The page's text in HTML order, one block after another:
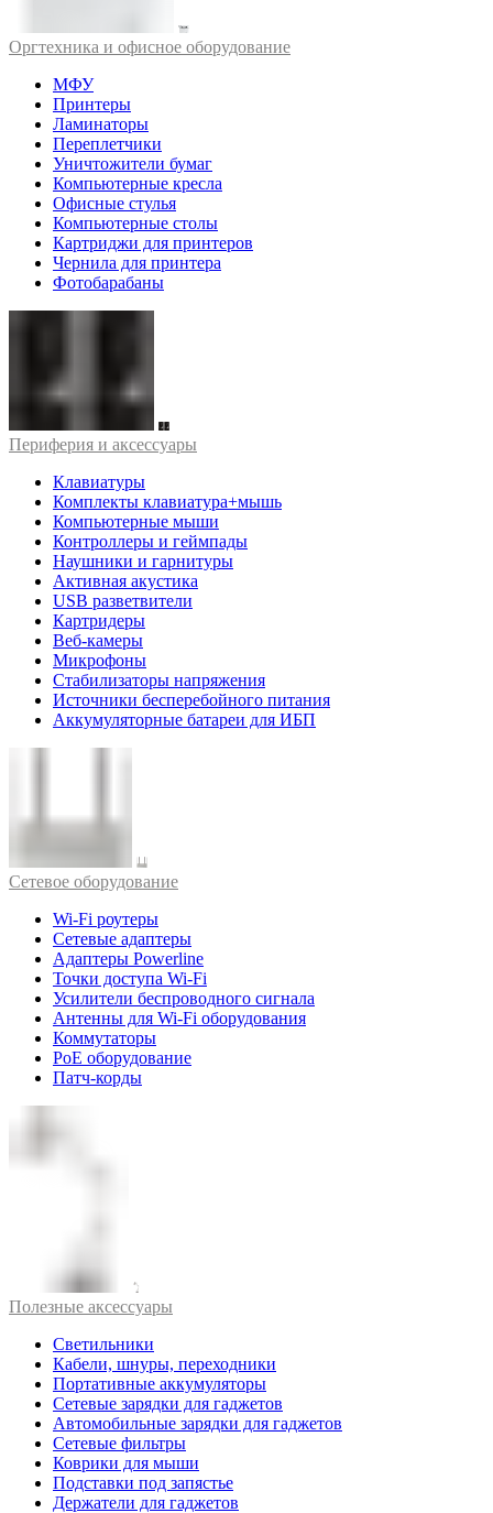
Оргтехника и офисное оборудование
МФУ
Принтеры
Ламинаторы
Переплетчики
Уничтожители бумаг
Компьютерные кресла
Офисные стулья
Компьютерные столы
Картриджи для принтеров
Чернила для принтера
Фотобарабаны
Периферия и аксессуары
Клавиатуры
Комплекты клавиатура+мышь
Компьютерные мыши
Контроллеры и геймпады
Наушники и гарнитуры
Активная акустика
USB разветвители
Картридеры
Веб-камеры
Микрофоны
Стабилизаторы напряжения
Источники бесперебойного питания
Аккумуляторные батареи для ИБП
Cетевое оборудование
Wi-Fi роутеры
Сетевые адаптеры
Адаптеры Powerline
Точки доступа Wi-Fi
Усилители беспроводного сигнала
Антенны для Wi-Fi оборудования
Коммутаторы
PoE оборудование
Патч-корды
Полезные аксессуары
Светильники
Кабели, шнуры, переходники
Портативные аккумуляторы
Сетевые зарядки для гаджетов
Автомобильные зарядки для гаджетов
Сетевые фильтры
Коврики для мыши
Подставки под запястье
Держатели для гаджетов